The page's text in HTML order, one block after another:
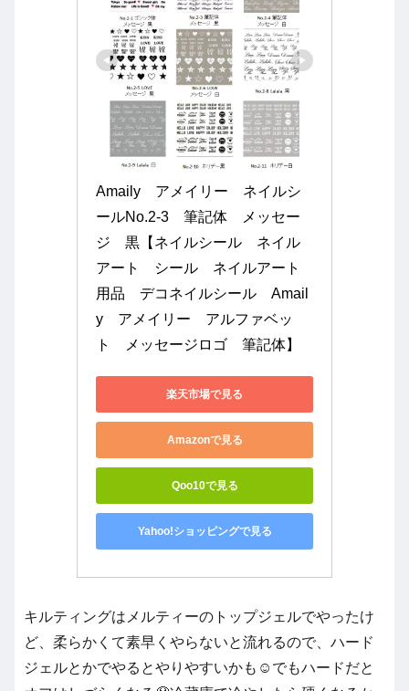
Amaily　アメイリー　ネイルシ
ールNo.2-3　筆記体　メッセー
ジ　黒【ネイルシール　ネイル
アート　シール　ネイルアート
用品　デコネイルシール　Amail
y　アメイリー　アルファベッ
ト　メッセージロゴ　筆記体】
楽天市場で見る
Amazonで見る
Qoo10で見る
Yahoo!ショッピングで見る
キルティングはメルティーのトップジェルでやったけ
ど、柔らかくて素早くやらないと流れるので、ハード
ジェルとかでやるとやりやすいかも☺️でもハードだと